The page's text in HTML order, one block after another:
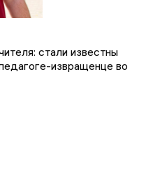
стали известны
извращенце во